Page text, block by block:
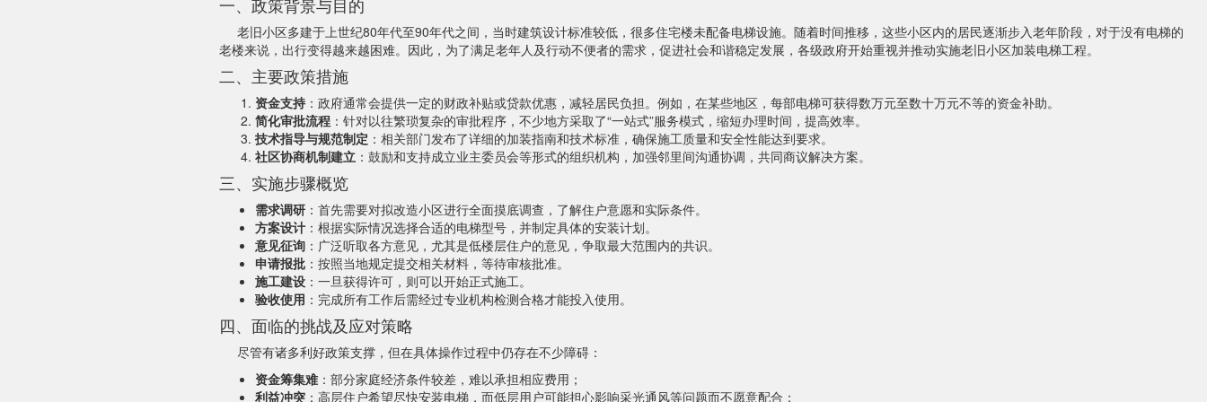
老旧小区多建于上世纪80年代至90年代之间，当时建筑设计标准较低，很多住宅楼未配备电梯设施。随着时间推移，这些小区内的居民逐渐步入老年阶段，对于没有电梯的
老楼来说，出行变得越来越困难。因此，为了满足老年人及行动不便者的需求，促进社会和谐稳定发展，各级政府开始重视并推动实施老旧小区加装电梯工程。
二、主要政策措施
资金支持 ：政府通常会提供一定的财政补贴或贷款优惠，减轻居民负担。例如，在某些地区，每部电梯可获得数万元至数十万元不等的资金补助。
简化审批流程 ：针对以往繁琐复杂的审批程序，不少地方采取了“一站式”服务模式，缩短办理时间，提高效率。
技术指导与规范制定 ：相关部门发布了详细的加装指南和技术标准，确保施工质量和安全性能达到要求。
社区协商机制建立 ：鼓励和支持成立业主委员会等形式的组织机构，加强邻里间沟通协调，共同商议解决方案。
三、实施步骤概览
需求调研 ：首先需要对拟改造小区进行全面摸底调查，了解住户意愿和实际条件。
方案设计 ：根据实际情况选择合适的电梯型号，并制定具体的安装计划。
意见征询 ：广泛听取各方意见，尤其是低楼层住户的意见，争取最大范围内的共识。
申请报批 ：按照当地规定提交相关材料，等待审核批准。
施工建设 ：一旦获得许可，则可以开始正式施工。
验收使用 ：完成所有工作后需经过专业机构检测合格才能投入使用。
四、面临的挑战及应对策略
尽管有诸多利好政策支撑，但在具体操作过程中仍存在不少障碍：
资金筹集难：部分家庭经济条件较差，难以承担相应费用；
利益冲突 ：高层住户希望尽快安装电梯，而低层用户可能担心影响采光通风等问题而不愿意配合；